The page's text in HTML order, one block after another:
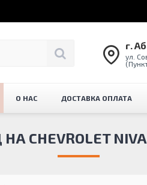
г.
ул.
О НАС ДОСТАВКА ОПЛАТА
CHEVROLET